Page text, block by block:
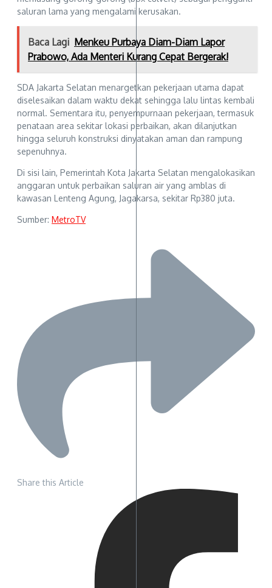
saluran lama yang mengalami kerusakan.
Baca Lagi Menkeu Purbaya Diam-Diam Lapor
Prabowo, Ada Menteri Kurang Cepat Bergerak!
SDA Jakarta Selatan menargetkan pekerjaan utama dapat
diselesaikan dalam waktu dekat sehingga lalu lintas kembali
normal. Sementara itu, penyempurnaan pekerjaan, termasuk
penataan area sekitar lokasi perbaikan, akan dilanjutkan
hingga seluruh konstruksi dinyatakan aman dan rampung
sepenuhnya.
Di sisi lain, Pemerintah Kota Jakarta Selatan mengalokasikan
anggaran untuk perbaikan saluran air yang amblas di
kawasan Lenteng Agung, Jagakarsa, sekitar Rp380 juta.
Sumber: MetroTV
Share this Article